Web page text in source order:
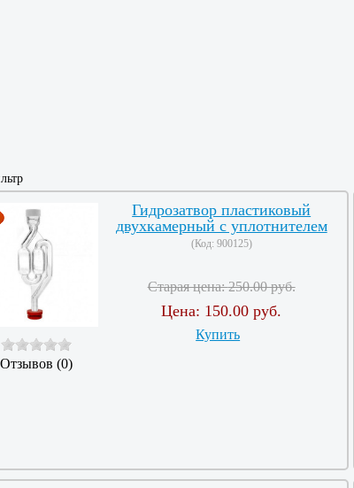
Отзывов (0)
Гидрозатвор пластиковый
двухкамерный с уплотнителем
(Код: 900125)
Старая цена:250.00 руб.
Цена: 150.00 руб.
Купить